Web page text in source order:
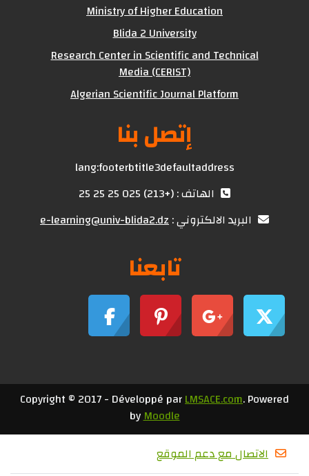
Ministry of Higher Education
Blida 2 University
Research Center in Scientific and Technical
Media (CERIST)
Algerian Scientific Journal Platform
إتصل بنا
lang:footerbtitle3defaultaddress
الهاتف : (+213) 025 25 25 25
البريد الالكتروني :e-learning@univ-blida2.dz
تابعنا
Copyright © 2017 - Développé parLMSACE.com. Powered
byMoodle
الاتصال مع دعم الموقع